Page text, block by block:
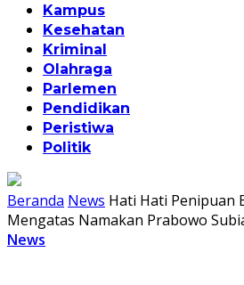
Kampus
Kesehatan
Kriminal
Olahraga
Parlemen
Pendidikan
Peristiwa
Politik
Beranda News Hati Hati Penipuan
Mengatas Namakan Prabowo
News